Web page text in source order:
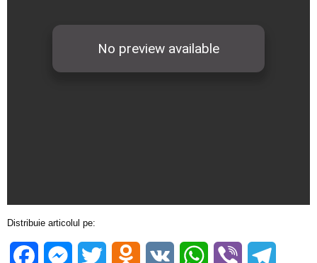
Distribuie articolul pe:
FacebookMessenger
Twitter Odnoklassniki
VK WhatsApp
Viber